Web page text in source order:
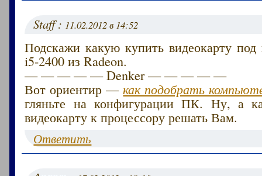
Staff : 11.02.2012 в 14:52
Подскажи какую купить видеокарту под
i5-2400 из Radeon.
— — — — — Denker — — — — —
Вот ориентир —как подобрать
гляньте на конфигурации ПК. Ну, а
видеокарту к процессору решать Вам.
Ответить